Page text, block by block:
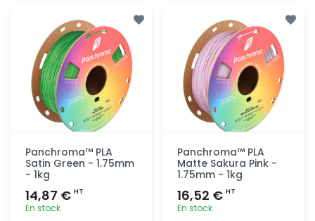
rapide
rapide
Panchroma™ PLA
Satin Green - 1.75mm
- 1kg
14,87 € HT
En stock
Panchroma™ PLA
Matte Sakura Pink -
1.75mm - 1kg
16,52 € HT
En stock